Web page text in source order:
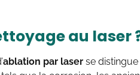
au laser
ablation par laser se